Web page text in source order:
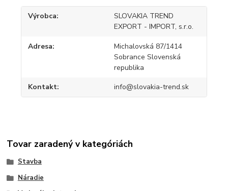
Výrobca
SLOVAKIA TREND
EXPORT - IMPORT, s.r.o.
Adresa
Michalovská 87/1414
Sobrance Slovenská
republika
Kontakt info@slovakia-trend.sk
Tovar zaradený v kategóriách
Stavba
Náradie